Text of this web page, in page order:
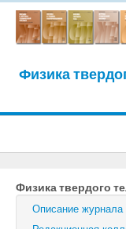
Физика
Журнал
Письма в
Физика твердого
Описание журнала